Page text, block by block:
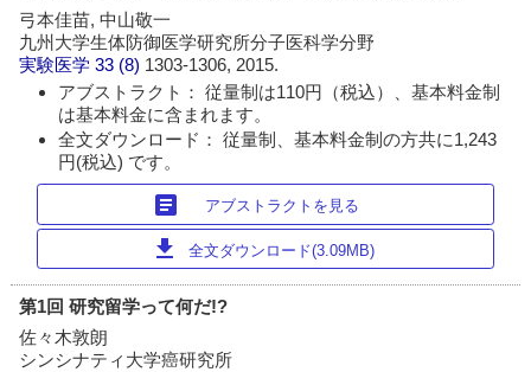
弓本佳苗, 中山敬一
九州大学生体防御医学研究所分子医科学分野
実験医学 33 (8) 1303-1306, 2015.
アブストラクト： 従量制は110円（税込）、基本料金制
は基本料金に含まれます。
全文ダウンロード： 従量制、基本料金制の方共に1,243
円(税込) です。
article アブストラクトを見る
download 全文ダウンロード(3.09MB)
第1回 研究留学って何だ!?
佐々木敦朗
シンシナティ大学癌研究所